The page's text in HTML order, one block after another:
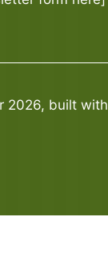
2026, built with